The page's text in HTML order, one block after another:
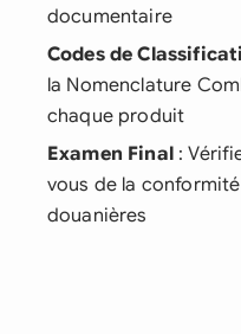
documentaire
Codes de
la Nomenclature
chaque produit
Examen Final:
vous de la
douanières